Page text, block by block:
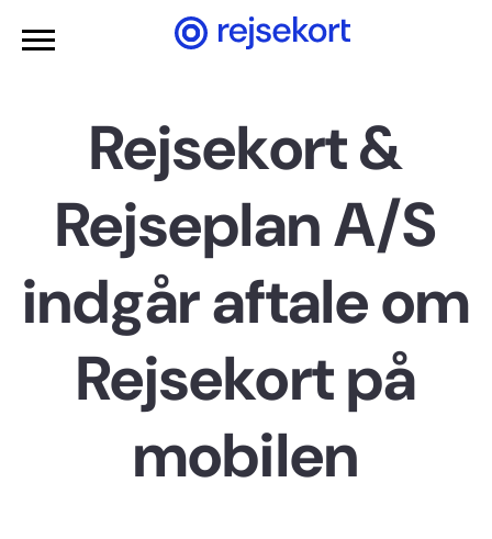
Gå til hovedindhold
Rejsekort &
Rejseplan A/S
indgår aftale om
Rejsekort på
mobilen